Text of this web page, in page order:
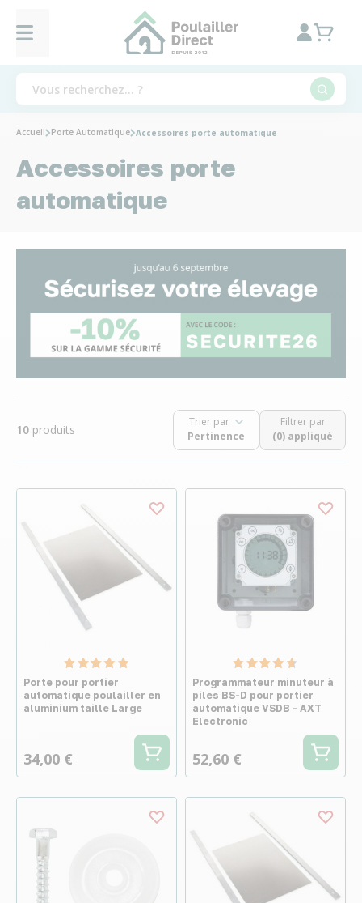
Accueil Porte Automatique Accessoires porte automatique
Accessoires porte
automatique
10 produits
Trier par
Filtrer par
(0) appliqué
Porte pour portier
automatique poulailler en
aluminium taille Large
34,00 €
Programmateur minuteur à
piles BS-D pour portier
automatique VSDB - AXT
Electronic
52,60 €